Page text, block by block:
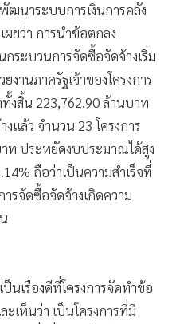
นาระบบการเงินการคลัง
ยว่า การนำข้อตกลง
ระบวนการจัดซื้อจัดจ้างเริ่ม
านภาครัฐเจ้าของโครงการ
ทั้งสิ้น 223,762.90 ล้านบาท
แล้ว จำนวน 23 โครงการ
ท ประหยัดงบประมาณได้สูง
ถือว่าเป็นความสำเร็จที่
รจัดซื้อจัดจ้างเกิดความ
นเรื่องดีที่โครงการจัดทำข้อ
เห็นว่า เป็นโครงการที่มี